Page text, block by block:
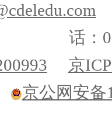
话：
京
京公网安备